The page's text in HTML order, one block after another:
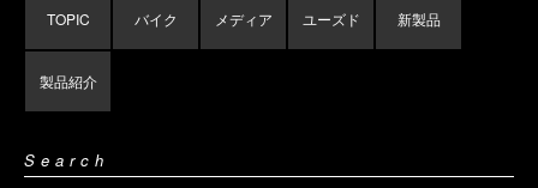
TOPIC バイク メディア ユーズド 新製品
製品紹介
Search